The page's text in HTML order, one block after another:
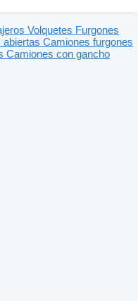
Volquetes Furgones
Camiones furgones
Camiones con gancho